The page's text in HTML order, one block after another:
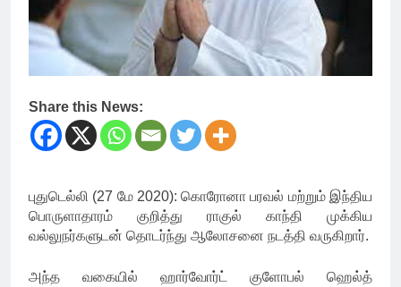
Share this News:
புதுடெல்லி (27 மே 2020): கொரோனா பரவல் மற்றும் இந்திய
பொருளாதாரம் குறித்து ராகுல் காந்தி முக்கிய
வல்லுநர்களுடன் தொடர்ந்து ஆலோசனை நடத்தி வருகிறார்.
அந்த வகையில் ஹார்வோர்ட் குளோபல் ஹெல்த்